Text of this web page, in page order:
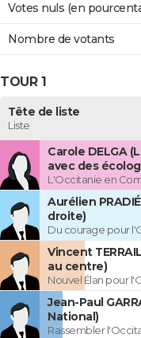
Votes nuls (en
Nombre de votants
TOUR 1
Tête de liste
Liste
Carole DELGA
avec des
L'Occitanie en
Aurélien
droite)
Du courage pour
Vincent
au centre)
Nouvel Élan pour
Jean-Paul
National)
Rassembler